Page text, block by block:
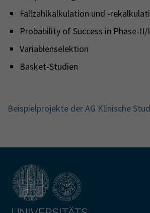
Fallzahlkalkulation und -
Probability of Success in Phase-
Variablenselektion
Basket-Studien
Beispielprojekte der AG Klinische